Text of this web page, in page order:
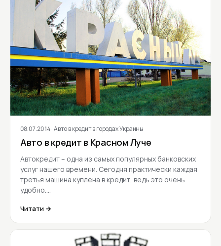
08.07.2014· Авто в кредит в городах Украины
Авто в кредит в Красном Луче
Автокредит – одна из самых популярных банковских
услуг нашего времени. Сегодня практически каждая
третья машина куплена в кредит, ведь это очень
удобно.…
Читати →